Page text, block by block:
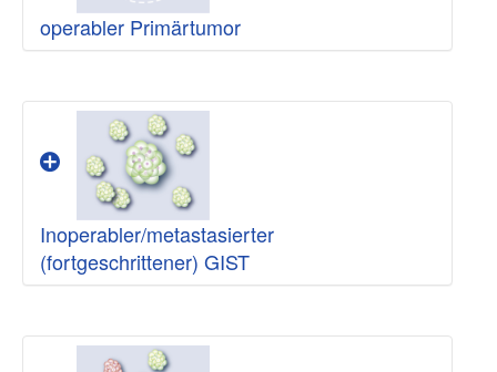
operabler Primärtumor
handelt es sich um den lokal begrenzten
Ursprungstumor, der noch keine
Metastasengebildet hat. In der Regel sind
diese Primärtumoren gut und im Gesunden
operierbar (resektabel).
Operation eine
Inoperabler/metastasierter
(fortgeschrittener) GIST
Behandlungsmöglichkeit, auch der